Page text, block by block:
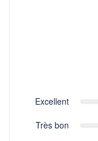
Excellent
Très bon